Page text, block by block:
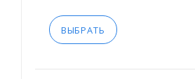
ВЫБРАТЬ